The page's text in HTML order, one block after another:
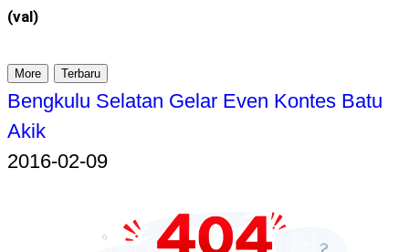
(val)
More Terbaru
Bengkulu Selatan Gelar Even Kontes Batu
Akik
2016-02-09